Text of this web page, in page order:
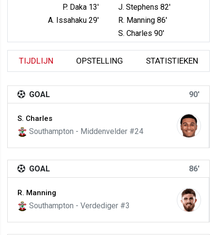
P. Daka 13'
A. Issahaku 29'
J. Stephens 82'
R. Manning 86'
S. Charles 90'
TIJDLIJN OPSTELLING STATISTIEKEN
GOAL 90'
S. Charles
Southampton - Middenvelder #24
GOAL 86'
R. Manning
Southampton - Verdediger #3